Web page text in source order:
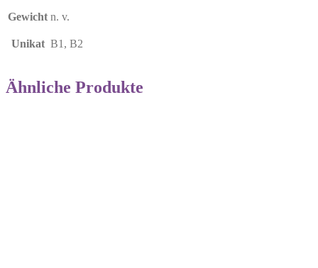
Gewicht n. v.
Unikat B1, B2
Ähnliche Produkte